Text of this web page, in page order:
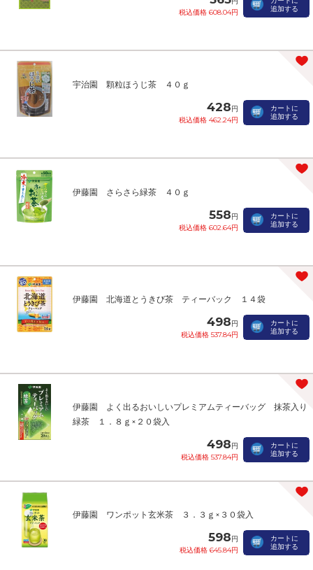
税込価格 608.04円
追加する
宇治園 顆粒ほうじ茶 ４０ｇ
428円
税込価格 462.24円
カートに
追加する
伊藤園 さらさら緑茶 ４０ｇ
558円
税込価格 602.64円
カートに
追加する
伊藤園 北海道とうきび茶 ティーバック １４袋
498円
税込価格 537.84円
カートに
追加する
伊藤園 よく出るおいしいプレミアムティーバッグ 抹茶入り
緑茶 １．８ｇ×２０袋入
498円
税込価格 537.84円
カートに
追加する
伊藤園 ワンポット玄米茶 ３．３ｇ×３０袋入
598円
税込価格 645.84円
カートに
追加する